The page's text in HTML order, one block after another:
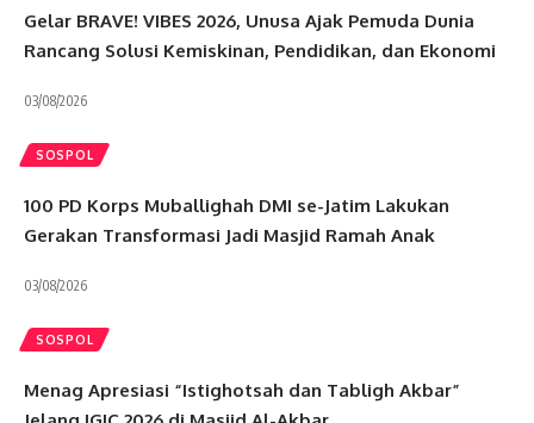
Gelar BRAVE! VIBES 2026, Unusa Ajak Pemuda Dunia
Rancang Solusi Kemiskinan, Pendidikan, dan Ekonomi
03/08/2026
SOSPOL
100 PD Korps Muballighah DMI se-Jatim Lakukan
Gerakan Transformasi Jadi Masjid Ramah Anak
03/08/2026
SOSPOL
Menag Apresiasi “Istighotsah dan Tabligh Akbar”